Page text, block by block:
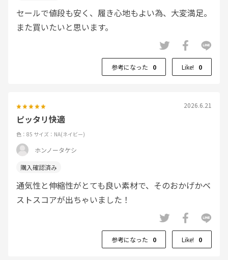
セールで値段も安く、履き心地もよい為、大変満足。
また買いたいと思います。
参考になった 0 Like! 0
2026.6.21
ピッタリ快適
色：85 サイズ：NA(ネイビー)
ホンノータケシ
通気性と伸縮性がとても良い素材で、そのおかげかベ
ストスコアが出ちゃいました！
参考になった 0 Like! 0